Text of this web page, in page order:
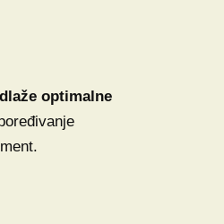
optimalne